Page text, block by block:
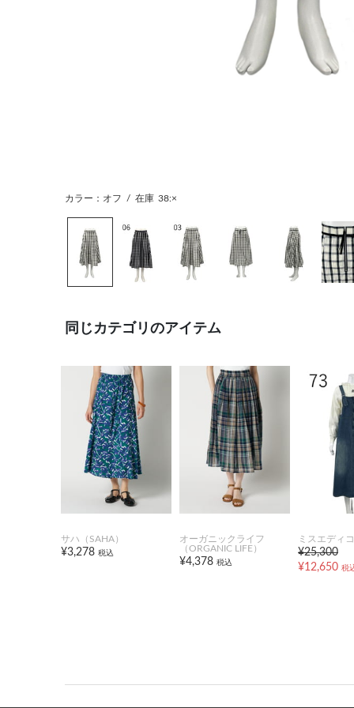
カラー：オフ / 在庫 38:×
同じカテゴリのアイテム
サハ（SAHA）
¥3,278 税込
オーガニックライフ
（ORGANIC LIFE）
¥4,378 税込
ミスエディ
¥25,300
¥12,650 税